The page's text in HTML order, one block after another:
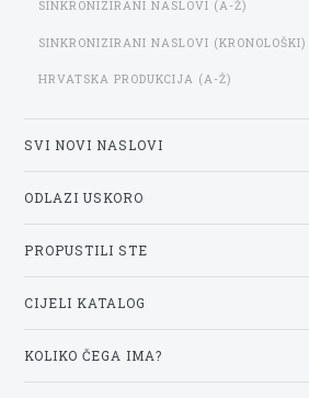
SINKRONIZIRANI NASLOVI (A-Ž)
SINKRONIZIRANI NASLOVI (KRONOLOŠKI)
HRVATSKA PRODUKCIJA (A-Ž)
SVI NOVI NASLOVI
ODLAZI USKORO
PROPUSTILI STE
CIJELI KATALOG
KOLIKO ČEGA IMA?